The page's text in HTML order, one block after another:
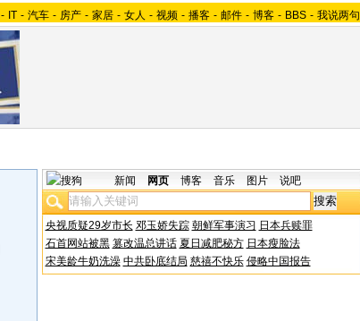
- IT - 汽车 - 房产 - 家居 - 女人 - 视频 - 播客 - 邮件 - 博客 - BBS - 我说两句
新闻 网页 博客 音乐 图片 说吧
央视质疑29岁市长 邓玉娇失踪 朝鲜军事演习 日本兵赎罪
石首网站被黑 篡改温总讲话 夏日减肥秘方 日本瘦脸法
宋美龄牛奶洗澡 中共卧底结局 慈禧不快乐 侵略中国报告